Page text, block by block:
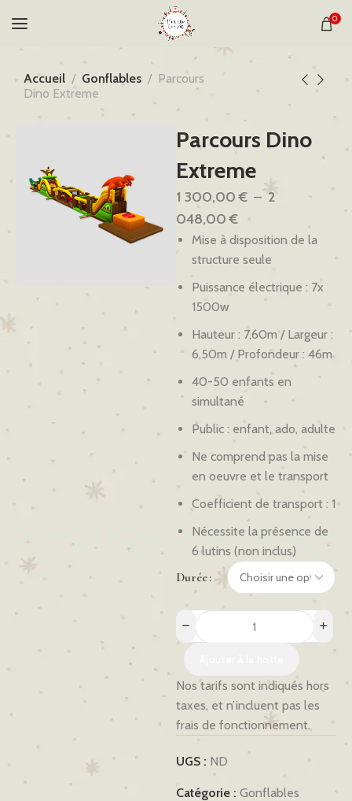
0
Accueil Gonflables
Parcours
Dino Extreme
Parcours Dino
Extreme
1 300,00€ – 2
048,00€
Mise à disposition de la
structure seule
Puissance électrique : 7x
1500w
Hauteur : 7,60m / Largeur :
6,50m / Profondeur : 46m
40-50 enfants en
simultané
Public : enfant, ado, adulte
Ne comprend pas la mise
en oeuvre et le transport
Coefficient de transport : 1
Nécessite la présence de
6 lutins (non inclus)
Durée
Nos tarifs sont indiqués hors
taxes, et n’incluent pas les
frais de fonctionnement.
UGS : ND
Catégorie : Gonflables